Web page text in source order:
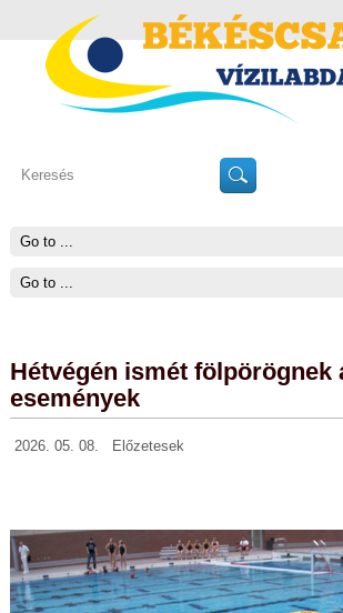
Hétvégén ismét fölpörögnek
események
2026. 05. 08. Előzetesek